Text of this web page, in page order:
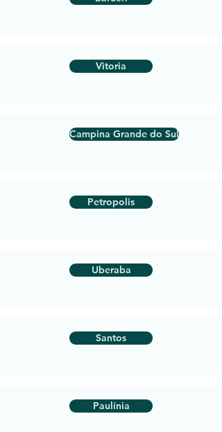
Vitoria
Campina Grande do Sul
Petropolis
Uberaba
Santos
Paulínia